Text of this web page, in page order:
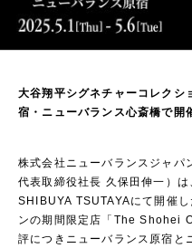
大谷翔平シグネチャーコレクシ
宿・ニューバランス心斎橋で開
株式会社ニューバランスジャパ
代表取締役社長 久保田伸一）
SHIBUYA TSUTAYAにて開催
ンの期間限定店「The Shohei
評につきニューバランス原宿と